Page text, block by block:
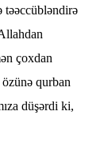
təəccübləndirə
çoxdan
qurban
düşərdi ki,